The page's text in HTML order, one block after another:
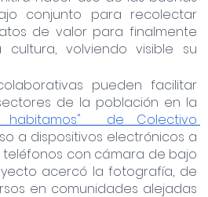
conjunto para recolectar
de valor para finalmente
volviendo visible su
pueden facilitar
de la población en la
habitamos"  de Colectivo
a dispositivos electrónicos a
con cámara de bajo
acercó la fotografía, de
en comunidades alejadas